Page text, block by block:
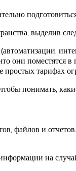
выделив
они поместятся
простых тарифах
понимать,
файлов и
на